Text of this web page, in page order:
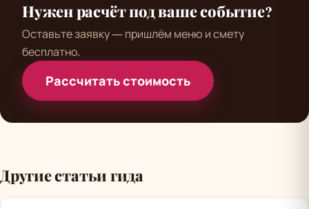
Нужен расчёт под ваше событие?
Оставьте заявку — пришлём меню и смету
бесплатно.
Рассчитать стоимость
Другие статьи гида